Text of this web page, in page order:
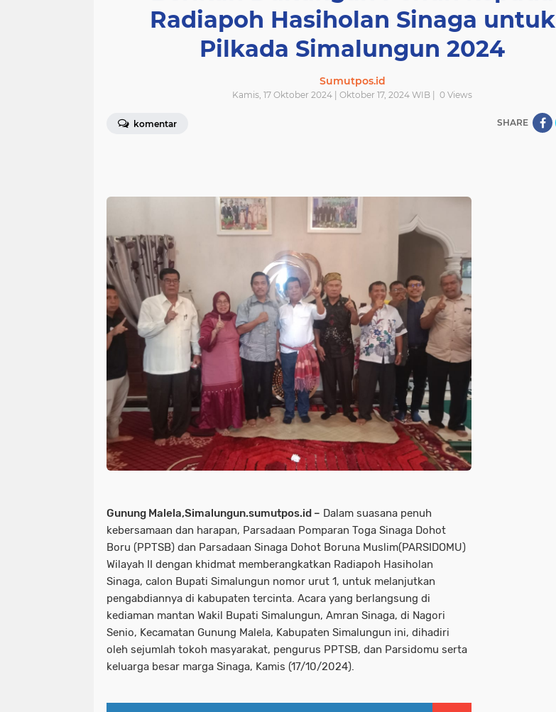
Radiapoh Hasiholan Sinaga untuk
Pilkada Simalungun 2024
Sumutpos.id
Kamis, 17 Oktober 2024 | Oktober 17, 2024 WIB | 0 Views
komentar SHARE
Gunung Malela,Simalungun.sumutpos.id – Dalam suasana penuh
kebersamaan dan harapan, Parsadaan Pomparan Toga Sinaga Dohot
Boru (PPTSB) dan Parsadaan Sinaga Dohot Boruna Muslim(PARSIDOMU)
Wilayah II dengan khidmat memberangkatkan Radiapoh Hasiholan
Sinaga, calon Bupati Simalungun nomor urut 1, untuk melanjutkan
pengabdiannya di kabupaten tercinta. Acara yang berlangsung di
kediaman mantan Wakil Bupati Simalungun, Amran Sinaga, di Nagori
Senio, Kecamatan Gunung Malela, Kabupaten Simalungun ini, dihadiri
oleh sejumlah tokoh masyarakat, pengurus PPTSB, dan Parsidomu serta
keluarga besar marga Sinaga, Kamis (17/10/2024).